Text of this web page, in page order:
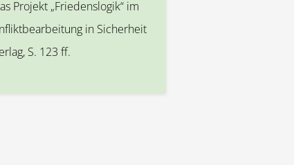
Projekt „Friedenslogik“ im
in Sicherheit
S. 123 ff.